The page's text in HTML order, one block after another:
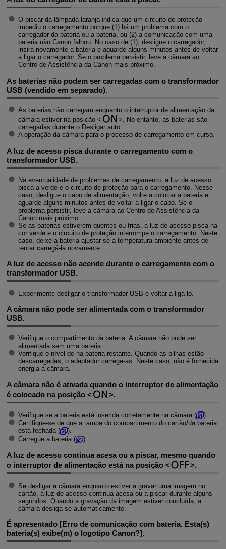
O piscar da lâmpada laranja indica que um circuito de proteção
impediu o carregamento porque (1) há um problema com o
carregador da bateria ou a bateria, ou (2) a comunicação com uma
bateria não Canon falhou. No caso de (1), desligue o carregador,
insira novamente a bateria e aguarde alguns minutos antes de voltar
a ligar o carregador. Se o problema persistir, leve a câmara ao
Centro de Assistência da Canon mais próximo.
As baterias não podem ser carregadas com o transformador
USB (vendido em separado).
As baterias não carregam enquanto o interruptor de alimentação da
câmara estiver na posição
. No entanto, as baterias são
carregadas durante o Desligar auto.
A operação da câmara para o processo de carregamento em curso.
A luz de acesso pisca durante o carregamento com o
transformador USB.
Na eventualidade de problemas de carregamento, a luz de acesso
pisca a verde e o circuito de proteção para o carregamento. Nesse
caso, desligue o cabo de alimentação, volte a colocar a bateria e
aguarde alguns minutos antes de voltar a ligar o cabo. Se o
problema persistir, leve a câmara ao Centro de Assistência da
Canon mais próximo.
Se as baterias estiverem quentes ou frias, a luz de acesso pisca na
cor verde e o circuito de proteção interrompe o carregamento. Neste
caso, deixe a bateria ajustar-se à temperatura ambiente antes de
tentar carregá-la novamente.
A luz de acesso não acende durante o carregamento com o
transformador USB.
Experimente desligar o transformador USB e voltar a ligá-lo.
A câmara não pode ser alimentada com o transformador
USB.
Verifique o compartimento da bateria. A câmara não pode ser
alimentada sem uma bateria.
Verifique o nível de na bateria restante. Quando as pilhas estão
descarregadas, o adaptador carrega-as. Neste caso, não é fornecida
energia à câmara.
A câmara não é ativada quando o interruptor de alimentação
é colocado na posição
.
Verifique se a bateria está inserida corretamente na câmara (
).
Certifique-se de que a tampa do compartimento do cartão/da bateria
está fechada (
).
Carregue a bateria (
).
A luz de acesso continua acesa ou a piscar, mesmo quando
o interruptor de alimentação está na posição
.
Se desligar a câmara enquanto estiver a gravar uma imagem no
cartão, a luz de acesso continua acesa ou a piscar durante alguns
segundos. Quando a gravação da imagem estiver concluída, a
câmara desliga-se automaticamente.
É apresentado [Erro de comunicação com bateria. Esta(s)
bateria(s) exibe(m) o logotipo Canon?].